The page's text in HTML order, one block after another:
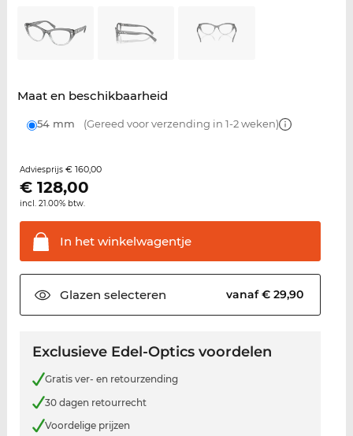
Maat en beschikbaarheid
54 mm (Gereed voor verzending in 1-2 weken)
Adviesprijs € 160,00
€ 128,00
incl. 21.00% btw.
In hetwinkelwagentje
Glazen selecteren vanaf € 29,90
Exclusieve Edel-Optics voordelen
Gratis ver- en retourzending
30 dagen retourrecht
Voordelige prijzen